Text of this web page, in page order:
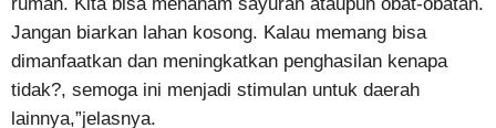
Jangan biarkan lahan kosong. Kalau memang bisa
dimanfaatkan dan meningkatkan penghasilan kenapa
tidak?, semoga ini menjadi stimulan untuk daerah
lainnya,”jelasnya.